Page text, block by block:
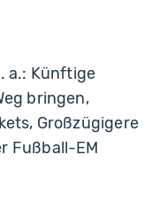
a.: Künftige
bringen,
Großzügigere
Fußball-EM